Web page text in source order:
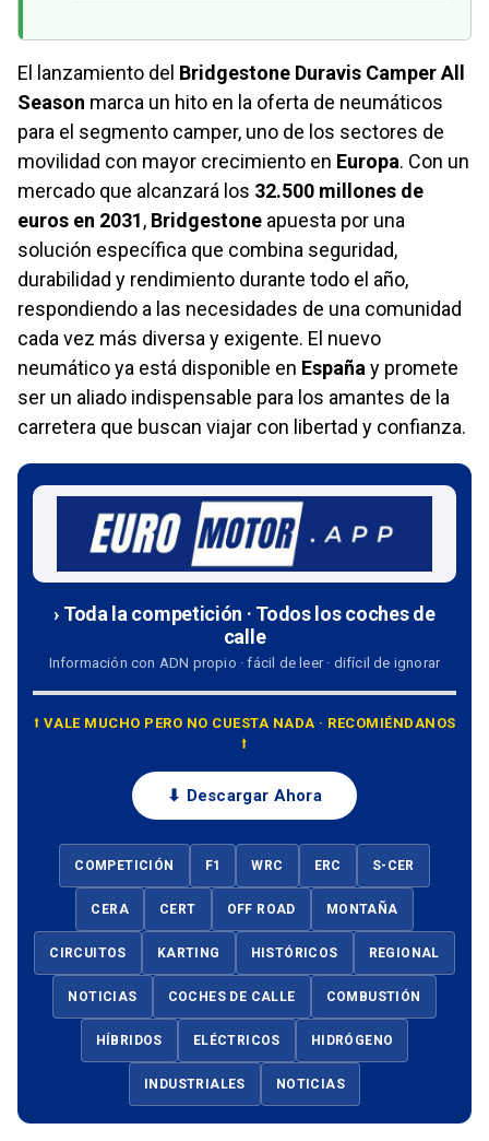
El lanzamiento del Bridgestone Duravis Camper All
Season marca un hito en la oferta de neumáticos
para el segmento camper, uno de los sectores de
movilidad con mayor crecimiento en Europa. Con un
mercado que alcanzará los 32.500 millones de
euros en 2031, Bridgestone apuesta por una
solución específica que combina seguridad,
durabilidad y rendimiento durante todo el año,
respondiendo a las necesidades de una comunidad
cada vez más diversa y exigente. El nuevo
neumático ya está disponible en Españay promete
ser un aliado indispensable para los amantes de la
carretera que buscan viajar con libertad y confianza.
› Toda la competición · Todos los coches de
calle
Información con ADN propio · fácil de leer · difícil de ignorar
⭡ VALE MUCHO PERO NO CUESTA NADA · RECOMIÉNDANOS
⭡
⬇ Descargar Ahora
COMPETICIÓN F1 WRC ERC S-CER
CERA CERT OFF ROAD MONTAÑA
CIRCUITOS KARTING HISTÓRICOS REGIONAL
NOTICIAS COCHES DE CALLE COMBUSTIÓN
HÍBRIDOS ELÉCTRICOS HIDRÓGENO
INDUSTRIALES NOTICIAS